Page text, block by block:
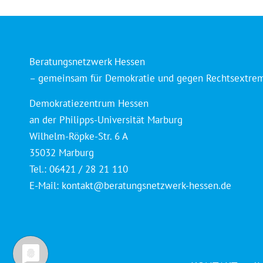
Beratungsnetzwerk Hessen
– gemeinsam für Demokratie und gegen
Demokratiezentrum Hessen
an der Philipps-Universität Marburg
Wilhelm-Röpke-Str. 6 A
35032 Marburg
Tel.: 06421 / 28 21 110
E-Mail: kontakt@beratungsnetzwerk-hessen.de